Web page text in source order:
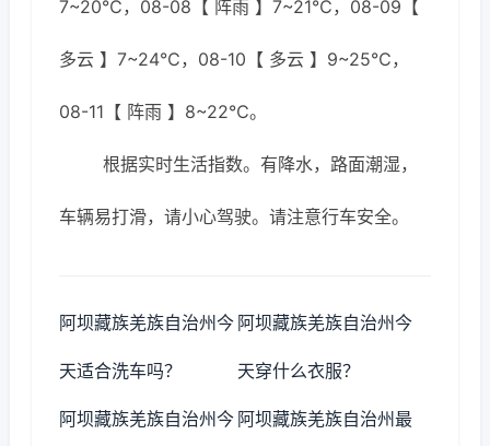
7~20℃，08-08【 阵雨 】7~21℃，08-09【
多云 】7~24℃，08-10【 多云 】9~25℃，
08-11【 阵雨 】8~22℃。
根据实时生活指数。有降水，路面潮湿，
车辆易打滑，请小心驾驶。请注意行车安全。
阿坝藏族羌族自治州今
天适合洗车吗？
阿坝藏族羌族自治州今
天穿什么衣服？
阿坝藏族羌族自治州今 阿坝藏族羌族自治州最